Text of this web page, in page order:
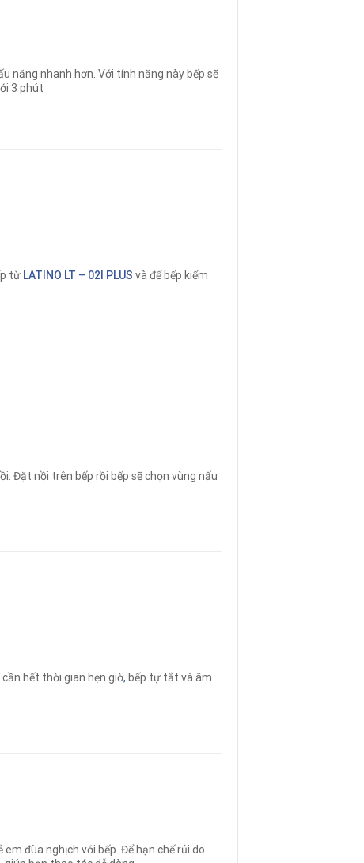
năng nhanh hơn Với tính năng này bếp sẽ
3 phút
từ LATINO LT – 02I PLUS và để bếp kiểm
Đặt nồi trên bếp rồi bếp sẽ chọn vùng nấu
cần hết thời gian hẹn giờ, bếp tự tắt và âm
đùa nghịch với bếp. Để hạn chế rủi do